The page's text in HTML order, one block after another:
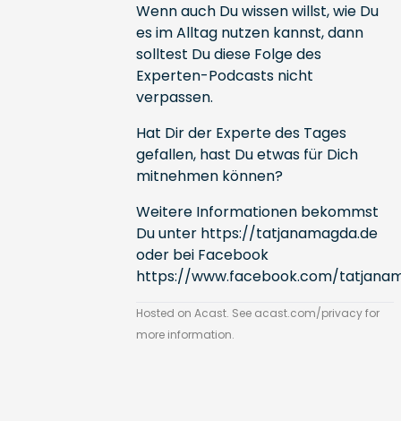
Wenn auch Du wissen willst, wie Du
es im Alltag nutzen kannst, dann
solltest Du diese Folge des
Experten-Podcasts nicht
verpassen.
Hat Dir der Experte des Tages
gefallen, hast Du etwas für Dich
mitnehmen können?
Weitere Informationen bekommst
Du unter https://tatjanamagda.de
oder bei Facebook
https://www.facebook.com/
Hosted on Acast. See acast.com/privacyfor
more information.